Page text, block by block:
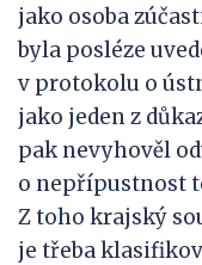
jako osoba
byla posléze
v protokolu o
jako jeden z
pak nevyhověl
o nepřípustnost
Z toho krajský
je třeba